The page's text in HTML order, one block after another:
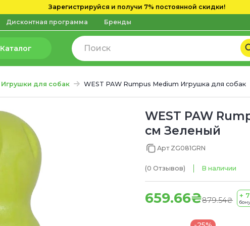
Зарегистрируйся и получи 7% постоянной скидки!
Дисконтная программа Бренды
Каталог
Игрушки для собак WEST PAW Rumpus Medium Игрушка для собак
WEST PAW
см Зеленый
Арт ZG081GRN
(0 Отзывов) В наличии
659.66₴879.54₴
+ 7